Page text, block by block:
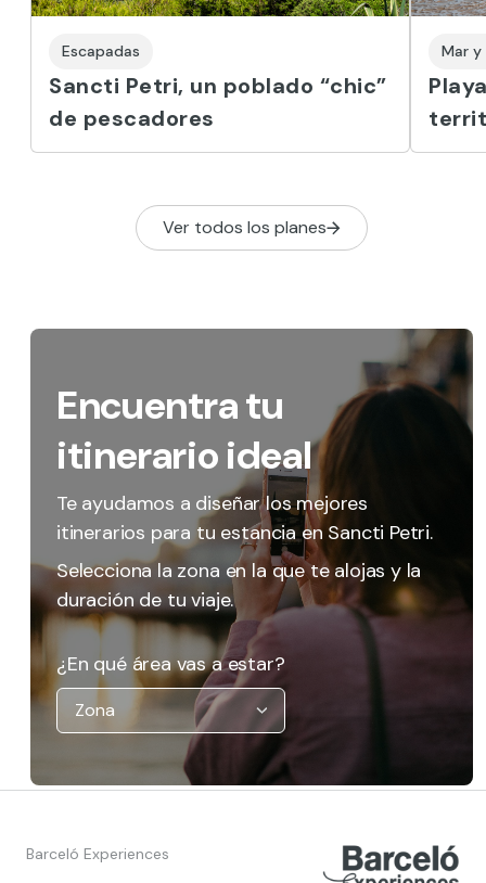
Escapadas
Sancti Petri, un poblado “chic”
de pescadores
Mar y
Ver todos los planes
Encuentra tu
itinerario ideal
Te ayudamos a diseñar los mejores
itinerarios para tu estancia en Sancti Petri.
Selecciona la zona en la que te alojas y la
duración de tu viaje.
¿En qué área vas a estar?
Barceló Experiences